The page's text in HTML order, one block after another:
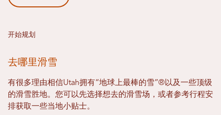
开始规划
去哪里滑雪
有很多理由相信Utah拥有“地球上最棒的雪”®以及一些顶级
的滑雪胜地。您可以先选择想去的滑雪场，或者参考行程安
排获取一些当地小贴士。